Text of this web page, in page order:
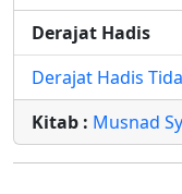
Derajat Hadis
Derajat Hadis
Kitab : Musnad